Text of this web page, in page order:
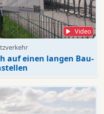
Video
auf einen langen Bau-